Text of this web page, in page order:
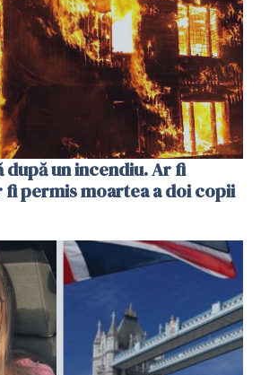
după un incendiu. Ar fi
fi permis moartea a doi copii